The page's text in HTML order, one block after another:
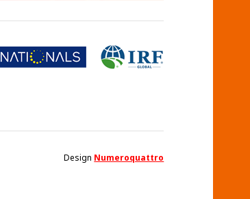
Design Numeroquattro